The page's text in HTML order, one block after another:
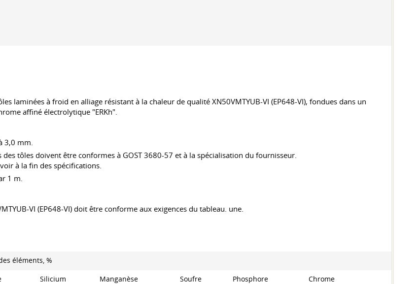
laminées à froid en alliage résistant à la chaleur de qualité XN50VMTYUB-VI (EP648-VI), fondues dans un
affiné électrolytique "ERKh".
3,0 mm.
tôles doivent être conformes à GOST 3680-57 et à la spécialisation du fournisseur.
à la fin des spécifications.
1 m.
VI (EP648-VI) doit être conforme aux exigences du tableau. une.
éléments, %
Silicium Manganèse Soufre Phosphore Chrome